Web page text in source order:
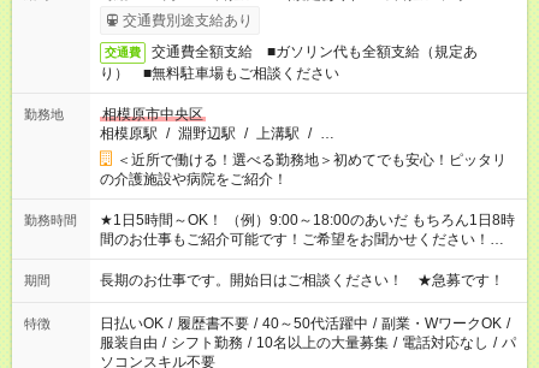
交通費別途支給あり
交通費
交通費全額支給 ■ガソリン代も全額支給（規定あ
り） ■無料駐車場もご相談ください
勤務地
相模原市中央区
相模原駅 / 淵野辺駅 / 上溝駅 / …
＜近所で働ける！選べる勤務地＞初めてでも安心！ピッタリ
の介護施設や病院をご紹介！
勤務時間
★1日5時間～OK！ （例）9:00～18:00のあいだ もちろん1日8時
間のお仕事もご紹介可能です！ご希望をお聞かせください！★家
庭の都合でお休みが必要な場合も遠慮なくご相談ください。 ※
週最低15時間以上の勤務が必要です
期間 長期のお仕事です。開始日はご相談ください！ ★急募です！
特徴 日払いOK / 履歴書不要 / 40～50代活躍中 / 副業・WワークOK /
服装自由 / シフト勤務 / 10名以上の大量募集 / 電話対応なし / パ
ソコンスキル不要